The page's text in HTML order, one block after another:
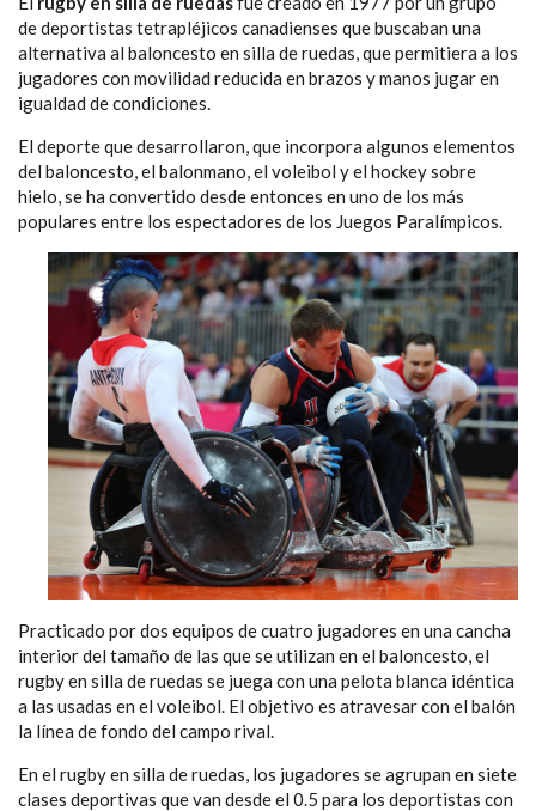
de deportistas tetrapléjicos canadienses que buscaban una
alternativa al baloncesto en silla de ruedas, que permitiera a los
jugadores con movilidad reducida en brazos y manos jugar en
igualdad de condiciones.
El deporte que desarrollaron, que incorpora algunos elementos
del baloncesto, el balonmano, el voleibol y el hockey sobre
hielo, se ha convertido desde entonces en uno de los más
populares entre los espectadores de los Juegos Paralímpicos.
Practicado por dos equipos de cuatro jugadores en una cancha
interior del tamaño de las que se utilizan en el baloncesto, el
rugby en silla de ruedas se juega con una pelota blanca idéntica
a las usadas en el voleibol. El objetivo es atravesar con el balón
la línea de fondo del campo rival.
En el rugby en silla de ruedas, los jugadores se agrupan en siete
clases deportivas que van desde el 0.5 para los deportistas con